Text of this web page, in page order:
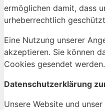
ermöglichen damit, dass
urheberrechtlich
Eine Nutzung unserer
akzeptieren. Sie können
Cookies gesendet werden.
Datenschutzerklärung
Unsere Website und